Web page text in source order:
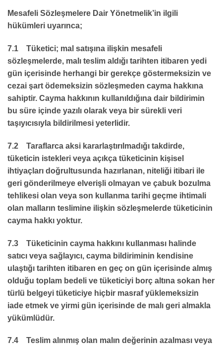
Mesafeli Sözleşmelere Dair Yönetmelik’in ilgili
hükümleri uyarınca;
7.1 Tüketici; mal satışına ilişkin mesafeli
sözleşmelerde, malı teslim aldığı tarihten itibaren yedi
gün içerisinde herhangi bir gerekçe göstermeksizin ve
cezai şart ödemeksizin sözleşmeden cayma hakkına
sahiptir. Cayma hakkının kullanıldığına dair bildirimin
bu süre içinde yazılı olarak veya bir sürekli veri
taşıyıcısıyla bildirilmesi yeterlidir.
7.2 Taraflarca aksi kararlaştırılmadığı takdirde,
tüketicin istekleri veya açıkça tüketicinin kişisel
ihtiyaçları doğrultusunda hazırlanan, niteliği itibari ile
geri gönderilmeye elverişli olmayan ve çabuk bozulma
tehlikesi olan veya son kullanma tarihi geçme ihtimali
olan malların teslimine ilişkin sözleşmelerde tüketicinin
cayma hakkı yoktur.
7.3 Tüketicinin cayma hakkını kullanması halinde
satıcı veya sağlayıcı, cayma bildiriminin kendisine
ulaştığı tarihten itibaren en geç on gün içerisinde almış
olduğu toplam bedeli ve tüketiciyi borç altına sokan her
türlü belgeyi tüketiciye hiçbir masraf yüklemeksizin
iade etmek ve yirmi gün içerisinde de malı geri almakla
yükümlüdür.
7.4 Teslim alınmış olan malın değerinin azalması veya